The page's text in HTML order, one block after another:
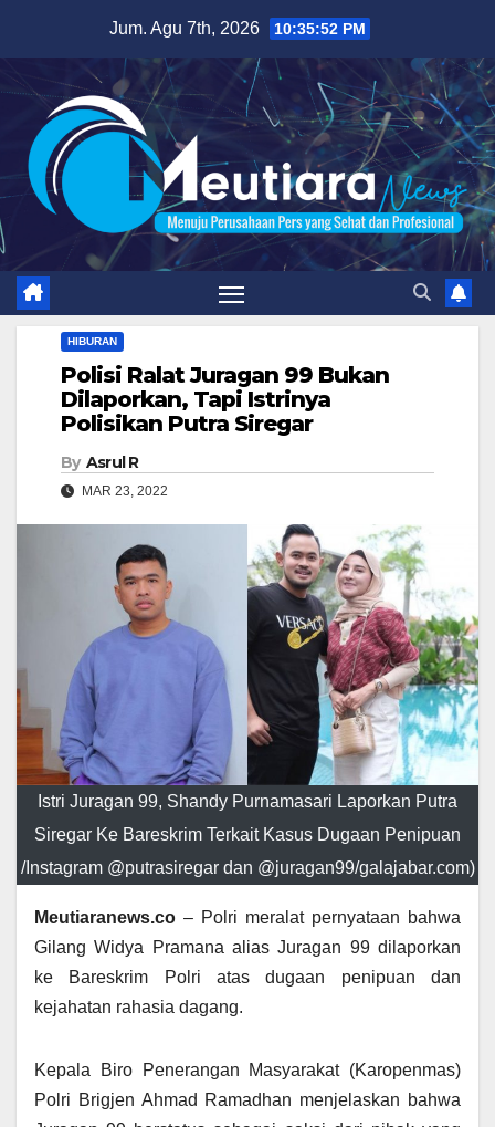
content
Jum. Agu 7th, 2026 10:35:53 PM
HIBURAN
Polisi Ralat Juragan 99 Bukan
Dilaporkan, Tapi Istrinya
Polisikan Putra Siregar
By Asrul R
MAR 23, 2022
Istri Juragan 99, Shandy Purnamasari Laporkan Putra
Siregar Ke Bareskrim Terkait Kasus Dugaan Penipuan
/Instagram @putrasiregar dan @juragan99/galajabar.com)
Meutiaranews.co – Polri meralat pernyataan bahwa
Gilang Widya Pramana alias Juragan 99 dilaporkan
ke Bareskrim Polri atas dugaan penipuan dan
kejahatan rahasia dagang.
Kepala Biro Penerangan Masyarakat (Karopenmas)
Polri Brigjen Ahmad Ramadhan menjelaskan bahwa